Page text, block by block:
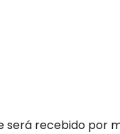
será recebido por